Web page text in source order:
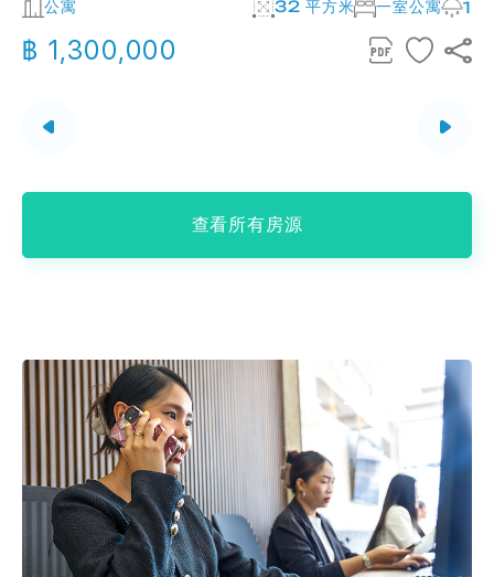
公寓 32 平方米 一室公寓 1
฿ 1,300,000
查看所有房源